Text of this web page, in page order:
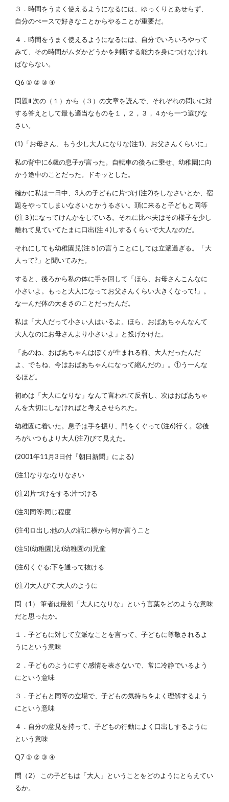
３．時間をうまく使えるようになるには、ゆっくりとあせらず、
自分のぺースで好きなことからやることが重要だ。
４．時間をうまく使えるようになるには、自分でいろいろやって
みて、その時間がムダかどうかを判断する能力を身につけなけれ
ばならない。
Q6 ① ② ③ ④
問題Ⅱ 次の（１）から（３）の文章を読んで、それぞれの問いに対
する答えとして最も適当なものを１，２，３，４から一つ選びな
さい。
(1)「お母さん、もう少し大人になりな(注1)、お父さんくらいに」
私の背中に6歳の息子が言った。自転車の後ろに乗せ、幼稚園に向
かう途中のことだった。ドキッとした。
確かに私は一日中、3人の子どもに片づけ(注2)をしなさいとか、宿
題をやってしまいなさいとかうるさい。頭に来ると子どもと同等
(注３)になってけんかをしている。それに比べ夫はその様子を少し
離れて見ていてたまに口出(注４)しするくらいで大人なのだ。
それにしても幼稚園児(注５)の言うことにしては立派過ぎる。「大
人って?」と聞いてみた。
すると、後ろから私の体に手を回して「ほら、お母さんこんなに
小さいよ。もっと大人になってお父さんくらい大きくなって!」。
な一んだ体の大きさのことだったんだ。
私は「大人だって小さい人はいるよ。ほら、おばあちゃんなんて
大人なのにお母さんより小さいよ」と投げかけた。
「あのね、おばあちゃんはぼくが生まれる前、大人だったんだ
よ、でもね、今はおばあちゃんになって縮んだの」。①う一んな
るほど。
初めは「大人になりな」なんて言われて反省し、次はおばあちゃ
んを大切にしなければと考えさせられた。
幼稚園に着いた。息子は手を振り、門をくぐって(注6)行く。②後
ろがいつもより大人(注7)びて見えた。
(2001年11月3日付『朝日新聞」による)
(注1)なりな:なりなさい
(注2)片づけをする:片づける
(注3)同等:同じ程度
(注4)ロ出し:他の人の話に横から何か言うこと
(注5)(幼稚園)児:(幼稚園の)児童
(注6)くぐる:下を通って抜ける
(注7)大人びて:大人のように
問（1） 筆者は最初「大人になりな」という言葉をどのような意味
だと思ったか。
１．子どもに対して立派なことを言って、子どもに尊敬されるよ
うにという意味
２．子どものようにすぐ感情を表さないで、常に冷静でいるよう
にという意味
３．子どもと同等の立場で、子どもの気持ちをよく理解するよう
にという意味
４．自分の意見を持って、子どもの行動によく口出しするように
という意味
Q7 ① ② ③ ④
問（2） この子どもは「大人」ということをどのようにとらえてい
るか。